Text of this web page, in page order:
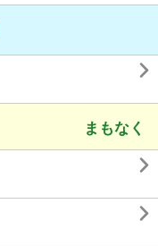

まもなく

